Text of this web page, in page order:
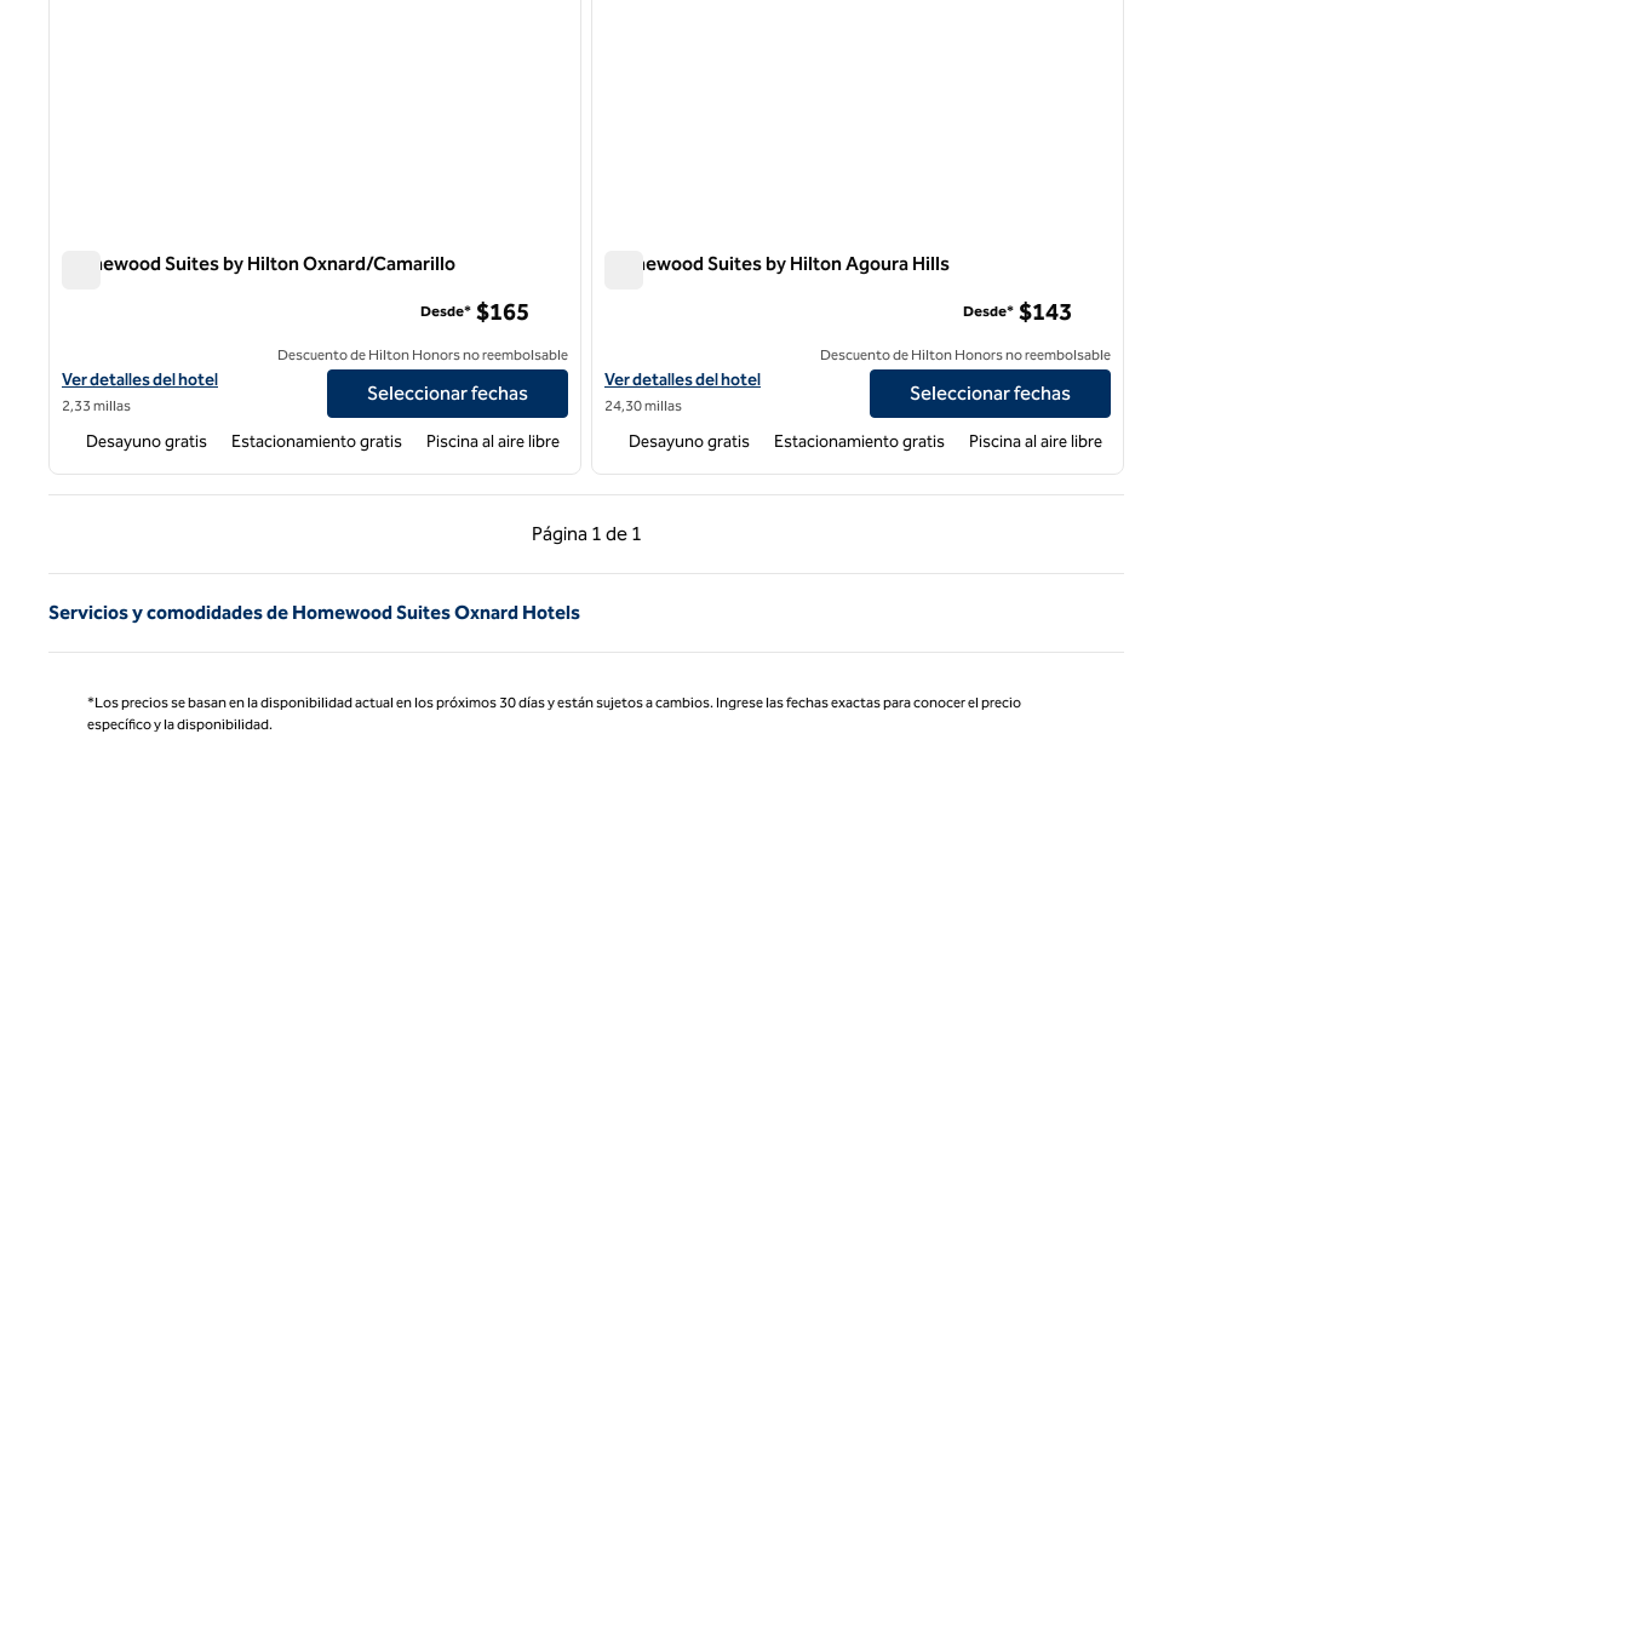
Homewood Suites by Hilton Oxnard/Camarillo
Ver detalles del hotel Homewood Suites by Hilton Oxnard/Camarillo
Ver detalles del hotel
2,33 millas
Desde* $165
Descuento de Hilton Honors no reembolsable
Seleccionar fechas
Desayuno gratis Estacionamiento gratis Piscina al aire libre
Homewood Suites by Hilton Agoura Hills
Ver detalles del hotel Homewood Suites by Hilton Agoura Hills
Ver detalles del hotel
24,30 millas
Desde* $143
Descuento de Hilton Honors no reembolsable
Seleccionar fechas
Desayuno gratis Estacionamiento gratis Piscina al aire libre
Página 1 de 1
Página anterior, 1 de 1
Página 1 de 1
Servicios y comodidades de Homewood Suites Oxnard Hotels
*Los precios se basan en la disponibilidad actual en los próximos 30 días y están sujetos a cambios. Ingrese las fechas exactas para conocer el precio
específico y la disponibilidad.